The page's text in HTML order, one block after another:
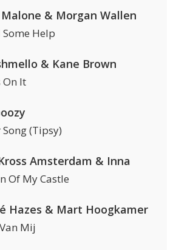
& Morgan Wallen
Some Help
& Kane Brown
On It
Song (Tipsy)
Amsterdam & Inna
Of My Castle
Hazes & Mart Hoogkamer
Mij